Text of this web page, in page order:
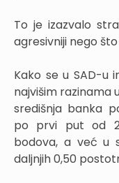
To je izazvalo
agresivniji nego
Kako se u SAD-u
najvišim razinama
središnja banka
po prvi put od
bodova, a već u
daljnjih 0,50